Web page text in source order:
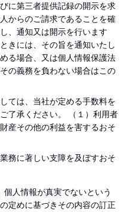
に第三者提供記録の開示を求
からのご請求であることを確
、通知又は開示を行います
きには、その旨を通知いたし
る場合、又は個人情報保護法
の義務を負わない場合はこの
ては、当社が定める手数料を
了承ください。 （１）利用者
産その他の利益を害するおそ
務に著しい支障を及ぼすおそ
個人情報が真実でないという
定めに基づきその内容の訂正